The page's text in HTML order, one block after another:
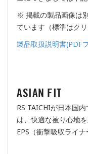
※ 掲載の製品画像は
ています（標準はクリ
製品取扱説明書(PDF
ASIAN FIT
RS TAICHIが日本国
は、快適な被り心地
EPS（衝撃吸収ライ